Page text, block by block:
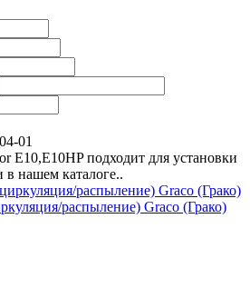
01
E10,E10HP подходит для установки
в нашем каталоге..
распыление) Graco (Грако)